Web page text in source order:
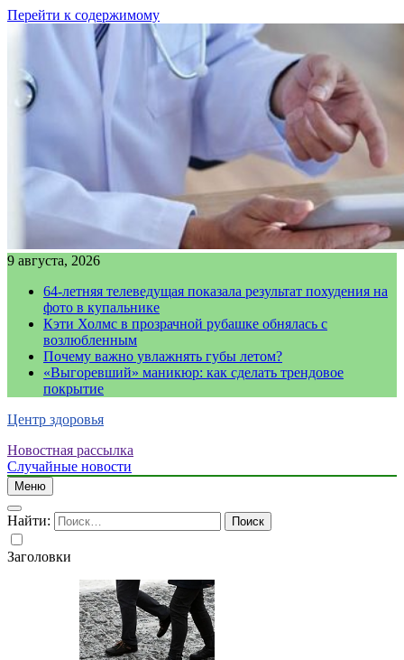
Перейти к содержимому
9 августа, 2026
64-летняя телеведущая показала результат похудения на
фото в купальнике
Кэти Холмс в прозрачной рубашке обнялась с
возлюбленным
Почему важно увлажнять губы летом?
«Выгоревший» маникюр: как сделать трендовое
покрытие
Центр здоровья
Новостная рассылка
Случайные новости
Меню
Найти:
Заголовки